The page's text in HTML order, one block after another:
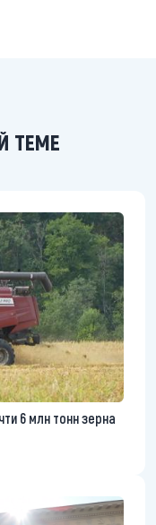
ТЕМЕ
6 млн тонн зерна